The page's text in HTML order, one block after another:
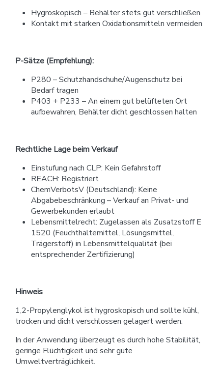
Hygroskopisch – Behälter stets gut verschließen
Kontakt mit starken Oxidationsmitteln vermeiden
P-Sätze (Empfehlung):
P280 – Schutzhandschuhe/Augenschutz bei
Bedarf tragen
P403 + P233 – An einem gut belüfteten Ort
aufbewahren, Behälter dicht geschlossen halten
Rechtliche Lage beim Verkauf
Einstufung nach CLP: Kein Gefahrstoff
REACH: Registriert
ChemVerbotsV (Deutschland): Keine
Abgabebeschränkung – Verkauf an Privat- und
Gewerbekunden erlaubt
Lebensmittelrecht: Zugelassen als Zusatzstoff E
1520 (Feuchthaltemittel, Lösungsmittel,
Trägerstoff) in Lebensmittelqualität (bei
entsprechender Zertifizierung)
Hinweis
1,2-Propylenglykol ist hygroskopisch und sollte kühl,
trocken und dicht verschlossen gelagert werden.
In der Anwendung überzeugt es durch hohe Stabilität,
geringe Flüchtigkeit und sehr gute
Umweltverträglichkeit.